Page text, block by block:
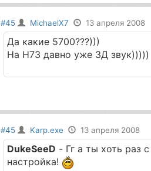
#45 MichaelX7 13 апреля 2008
Да какие 5700???)))
На Н73 давно уже 3Д звук)))))
#45 Karp.exe 13 апреля 2008
DukeSeeD - Гг а ты хоть раз
настройка!